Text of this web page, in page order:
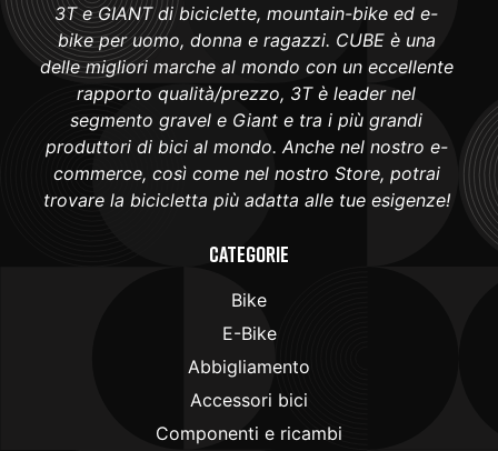
3T e GIANT di biciclette, mountain-bike ed e-
bike per uomo, donna e ragazzi. CUBE è una
delle migliori marche al mondo con un eccellente
rapporto qualità/prezzo, 3T è leader nel
segmento gravel e Giant e tra i più grandi
produttori di bici al mondo. Anche nel nostro e-
commerce, così come nel nostro Store, potrai
trovare la bicicletta più adatta alle tue esigenze!
Categorie
Bike
E-Bike
Abbigliamento
Accessori bici
Componenti e ricambi